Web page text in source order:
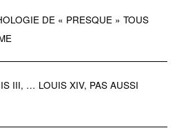
DE « PRESQUE » TOUS
III, … LOUIS XIV, PAS AUSSI